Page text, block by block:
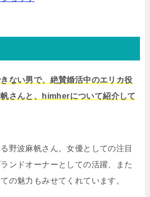
ない男で、絶賛婚活中のエリカ役
さんと、himherについて紹介して
野波麻帆さん。女優としての注目
ンドオーナーとしての活躍、また
の魅力もみせてくれています。